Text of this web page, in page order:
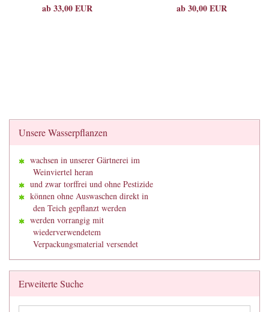
ab 33,00 EUR ab 30,00 EUR
Unsere Wasserpflanzen
wachsen in unserer Gärtnerei im
Weinviertel heran
und zwar torffrei und ohne Pestizide
können ohne Auswaschen direkt in
den Teich gepflanzt werden
werden vorrangig mit
wiederverwendetem
Verpackungsmaterial versendet
Erweiterte Suche